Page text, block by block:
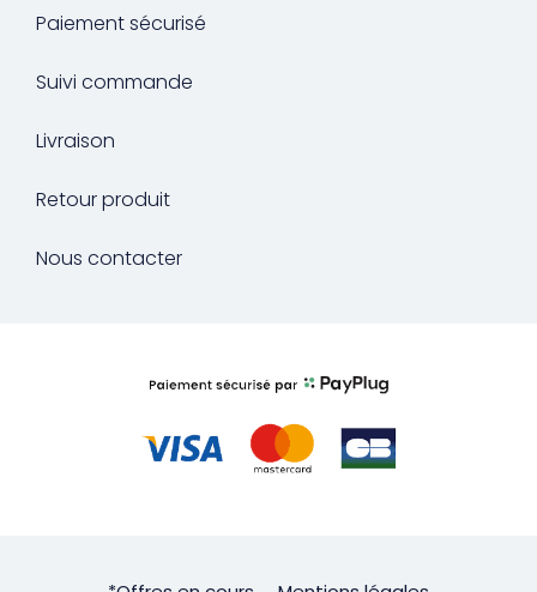
Paiement sécurisé
Suivi commande
Livraison
Retour produit
Nous contacter